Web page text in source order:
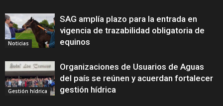
Noticias
SAG amplía plazo para la entrada en
vigencia de trazabilidad obligatoria de
equinos
Gestión hídrica
Organizaciones de Usuarios de Aguas
del país se reúnen y acuerdan fortalecer
gestión hídrica